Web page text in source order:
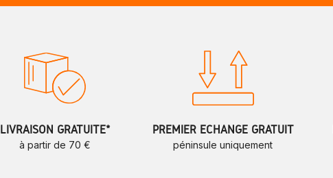
LIVRAISON GRATUITE*
à partir de 70 €
PREMIER ÉCHANGE GRATUIT
péninsule uniquement